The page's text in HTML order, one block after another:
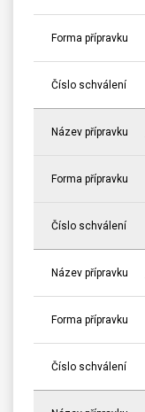
Forma přípravku
Číslo schválení
Název přípravku
Forma přípravku
Číslo schválení
Název přípravku
Forma přípravku
Číslo schválení